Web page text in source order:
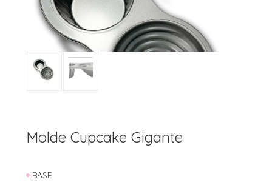
Molde Cupcake Gigante
BASE